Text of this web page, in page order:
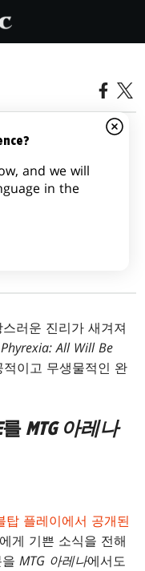
트 -
BE ONE
러운 진리가 새겨져
Phyrexia: All Will Be
이고 무생물적인 완
를 MTG 아레나
탑 플레이에서 공개된
게 기쁜 소식을 전해
을MTG 아레나에서도
and we will
in the